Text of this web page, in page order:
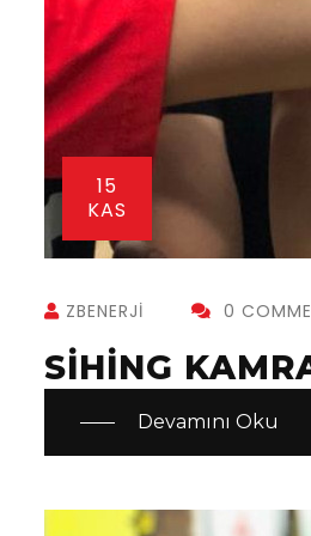
15
KAS
ZBENERJI 0
SIHING
Devamını Oku